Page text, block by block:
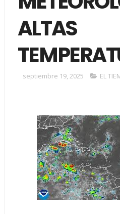
ALTAS
septiembre 19, 2025 EL